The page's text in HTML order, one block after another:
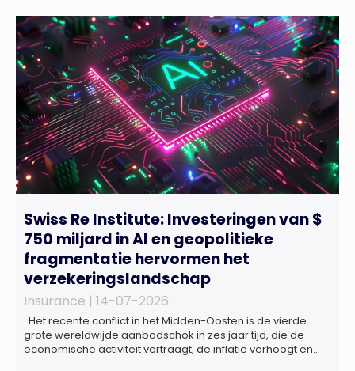
Swiss Re Institute: Investeringen van $
750 miljard in AI en geopolitieke
fragmentatie hervormen het
verzekeringslandschap
Insurance | 14-07-2026
Het recente conflict in het Midden-Oosten is de vierde
grote wereldwijde aanbodschok in zes jaar tijd, die de
economische activiteit vertraagt, de inflatie verhoogt en